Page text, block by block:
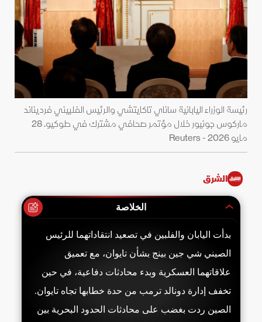
رئيسة الوزراء اليابانية ساناي تاكايتشي والرئيس الفلبيني فرديناند
ماركوس جونيور خلال مؤتمر صحافي مشترك في طوكيو. 28
مايو 2026 - Reuters
الشرق
الخلاصة
بدأت اليابان والفلبين في تصعيد انتقاداتهما للرئيس
الصيني شي جين بينج بشأن تايوان، مع تعميق
علاقاتهما العسكرية وبدء محادثات دفاعية، في حين
تخفف إدارة دونالد ترمب من حدة خطابها تجاه تايوان.
الصين ردت بغضب على محادثات الحدود البحرية بين